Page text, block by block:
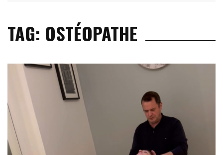
TAG: OSTÉOPATHE